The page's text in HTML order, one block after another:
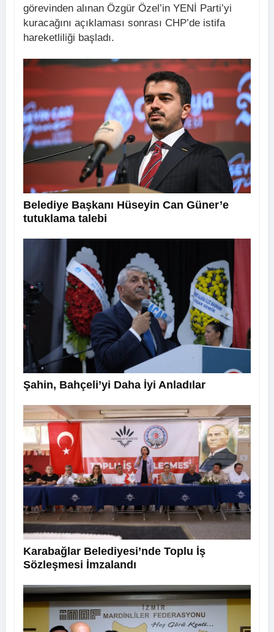
görevinden alınan Özgür Özel’in YENİ Parti’yi
kuracağını açıklaması sonrası CHP’de istifa
hareketliliği başladı.
Belediye Başkanı Hüseyin Can Güner’e
tutuklama talebi
Şahin, Bahçeli’yi Daha İyi Anladılar
Karabağlar Belediyesi’nde Toplu İş
Sözleşmesi İmzalandı